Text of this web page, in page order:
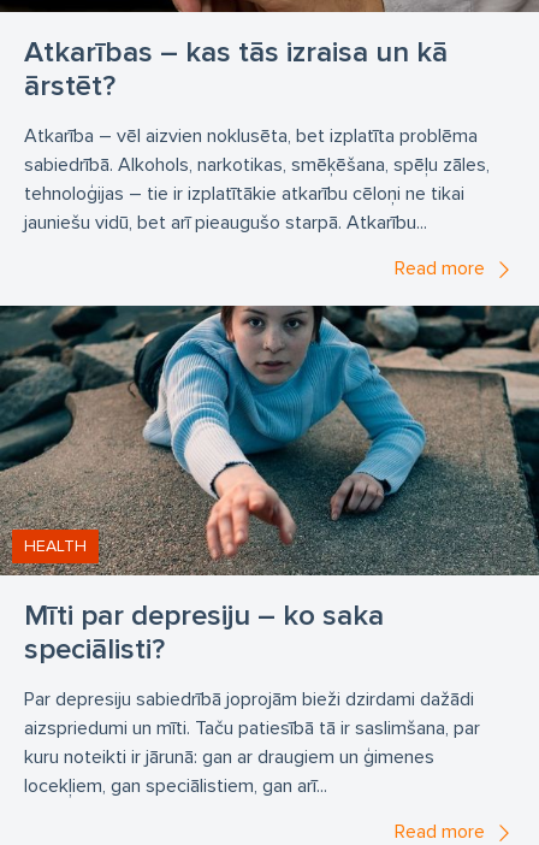
Atkarības – kas tās izraisa un kā
ārstēt?
Atkarība – vēl aizvien noklusēta, bet izplatīta problēma
sabiedrībā. Alkohols, narkotikas, smēķēšana, spēļu zāles,
tehnoloģijas – tie ir izplatītākie atkarību cēloņi ne tikai
jauniešu vidū, bet arī pieaugušo starpā. Atkarību...
Read more
Mīti par depresiju – ko saka
speciālisti?
HEALTH
Par depresiju sabiedrībā joprojām bieži dzirdami dažādi
aizspriedumi un mīti. Taču patiesībā tā ir saslimšana, par
kuru noteikti ir jārunā: gan ar draugiem un ģimenes
locekļiem, gan speciālistiem, gan arī...
Read more